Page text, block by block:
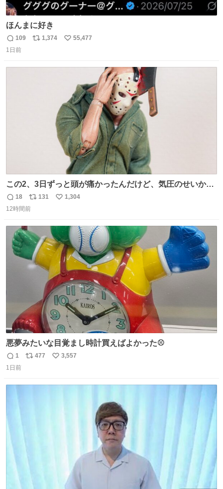
ほんまに好き
返
信
109
リ
1,374
い
55,477
1日前
この2、3日ずっと頭が痛かったんだけど、気圧のせいかし
ら…
返
信
18
リ
ポ
ト
数
131
い
1,304
12時間前
悪夢みたいな目覚まし時計買えばよかった⚾
返
信
1
リ
477
い
3,557
1日前